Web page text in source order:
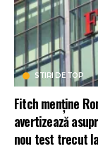
STIRI DE TOP
Fitch menține
avertizează
nou test trecut